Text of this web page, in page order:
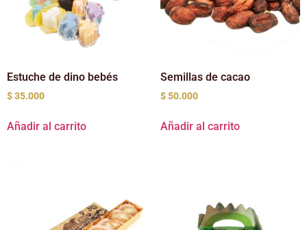
Estuche de dino bebés
$35.000
Añadir al carrito
Semillas de cacao
$50.000
Añadir al carrito